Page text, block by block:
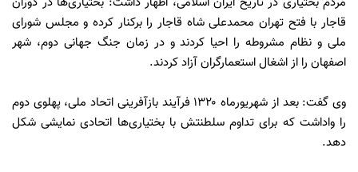
قاجار با فتح تهران محمدعلی شاه قاجار را برکنار کرده و مجلس شورای
ملی و نظام مشروطه را احیا کردند و در زمان جنگ جهانی دوم، شهر
اصفهان را از اشغال استعمارگران آزاد کردند.
وی گفت: بعد از شهریور‌ماه ۱۳۲۰ فرآیند بازآفرینی اتحاد ملی، پهلوی دوم
را واداشت که برای تداوم سلطنتش با بختیاری‌ها اتحادی نمایشی شکل
دهد.